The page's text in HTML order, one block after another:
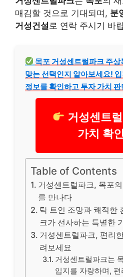
매김할 것으로 기대되며, 분
거성건설로 연락 주시기 바
목포 거성센트럴파크 주
맞는 선택인지 알아보세요!
정보를 확인하고 투자 가치
거성센트
가치 확
Table of Contents
거성센트럴파크, 목포
를 만나다
탁 트인 조망과 쾌적한
크가 선사하는 특별한
거성센트럴파크, 편리
려보세요
거성센트럴파크는
입지를 자랑하며,